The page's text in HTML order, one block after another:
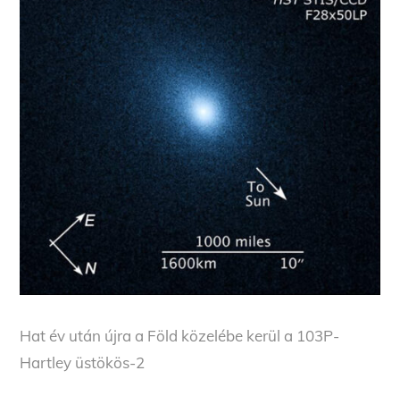
Hat év után újra a Föld közelébe kerül a 103P-
Hartley üstökös-2